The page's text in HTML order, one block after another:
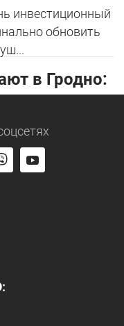
инвестиционный
обновить
в Гродно: